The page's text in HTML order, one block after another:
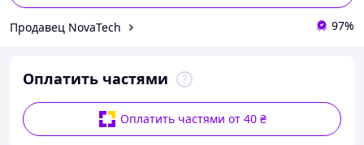
Продавец NovaTech 97%
Оплатить частями
Оплатить частями от 40 ₴